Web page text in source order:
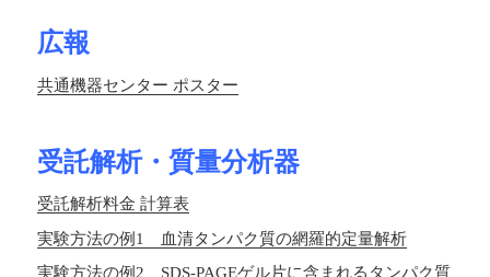
広報
共通機器センター ポスター
受託解析・質量分析器
受託解析料金 計算表
実験方法の例1 血清タンパク質の網羅的定量解析
実験方法の例2 SDS-PAGEゲル片に含まれるタンパク質